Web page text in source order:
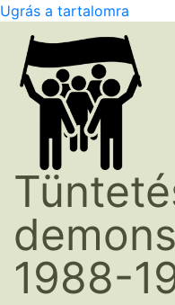
Ugrás a tartalomra
1988-